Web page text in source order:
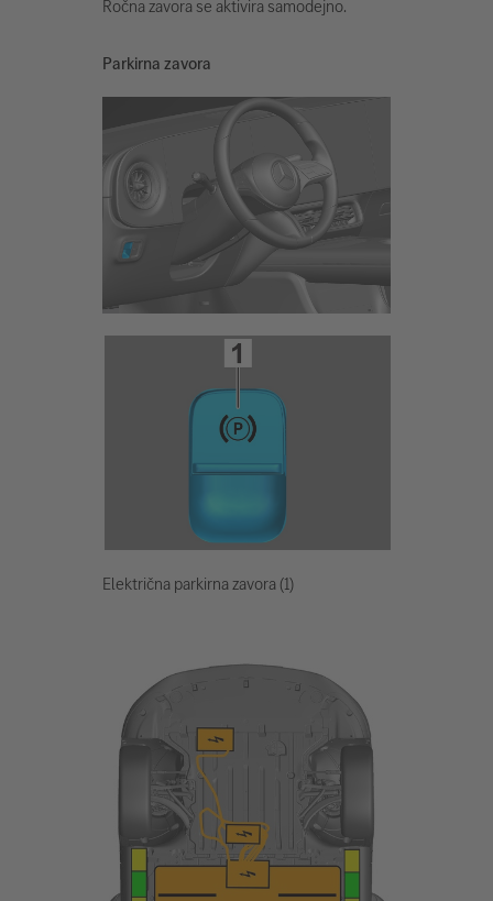
Ročna zavora se aktivira samodejno.
Parkirna zavora
Električna parkirna zavora (1)